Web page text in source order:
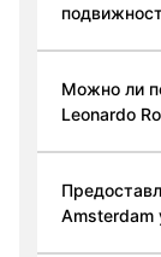
Можно ли
Leonardo
Amsterdam